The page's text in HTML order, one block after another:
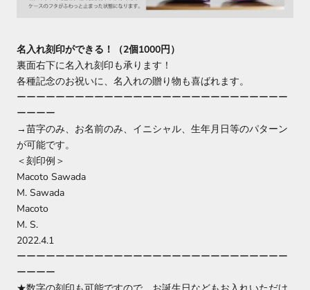
名入れ刻印ができる！（2個1000円）
裏面右下に名入れ刻印も承ります！
各種記念のお祝いに、名入れの贈り物も喜ばれます。
ーーーーーーーーーーーーーーーーーーーーーーーーーーーー
ーーーー
→苗字のみ、お名前のみ、イニシャル、生年月日等のパターン
が可能です。
＜刻印例＞
Macoto Sawada
M. Sawada
Macoto
M. S.
2022.4.1
ーーーーーーーーーーーーーーーーーーーーーーーーーーーー
ーーーー